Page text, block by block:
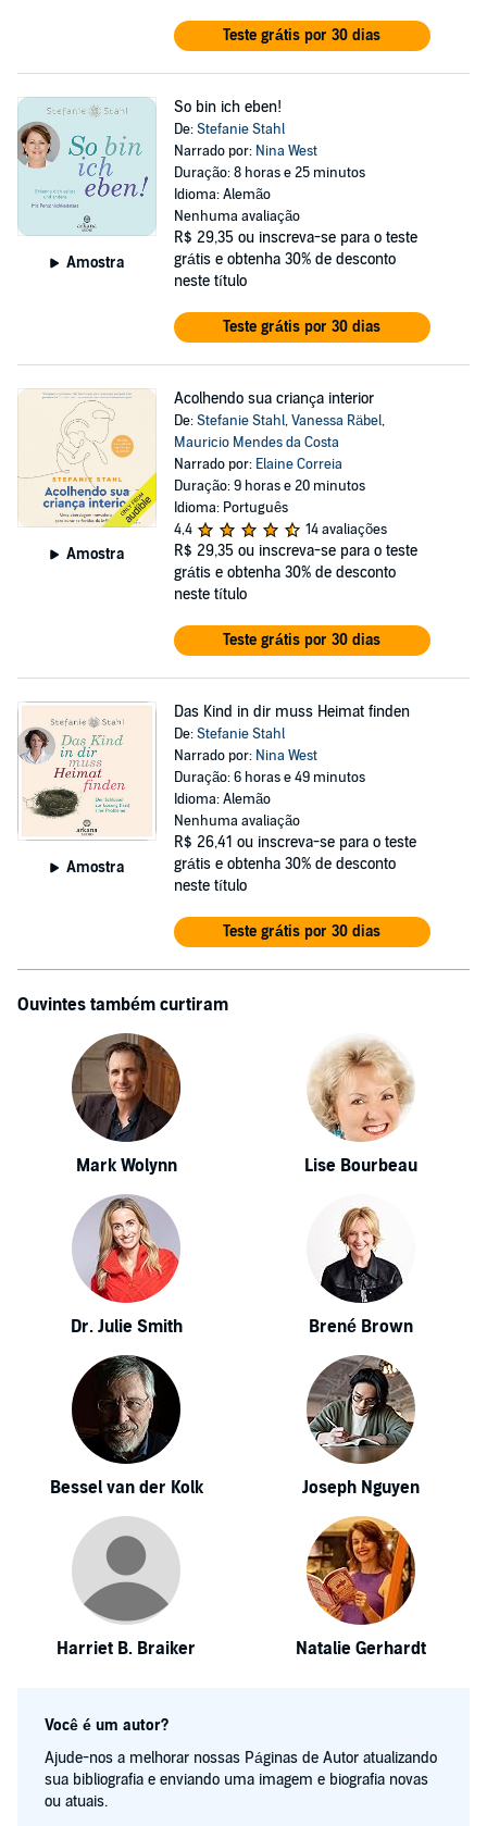
Teste grátis por 30 dias
Amostra
So bin ich eben!
De:Stefanie Stahl
Narrado por: Nina West
Duração: 8 horas e 25 minutos
Idioma: Alemão
Nenhuma avaliação
R$ 29,35 ou inscreva-se para o teste
grátis e obtenha 30% de desconto
neste título
Teste grátis por 30 dias
Amostra
Acolhendo sua criança interior
De:Stefanie Stahl,Vanessa Räbel,
Mauricio Mendes da Costa
Narrado por: Elaine Correia
Duração: 9 horas e 20 minutos
Idioma: Português
4,4
14 avaliações
R$ 29,35 ou inscreva-se para o teste
grátis e obtenha 30% de desconto
neste título
Teste grátis por 30 dias
Amostra
Das Kind in dir muss Heimat finden
De:Stefanie Stahl
Narrado por: Nina West
Duração: 6 horas e 49 minutos
Idioma: Alemão
Nenhuma avaliação
R$ 26,41 ou inscreva-se para o teste
grátis e obtenha 30% de desconto
neste título
Teste grátis por 30 dias
Ouvintes também curtiram
Mark Wolynn Lise Bourbeau
Dr. Julie Smith Brené Brown
Bessel van der Kolk Joseph Nguyen
Harriet B. Braiker Natalie Gerhardt
Você é um autor?
Ajude-nos a melhorar nossas Páginas de Autor atualizando
sua bibliografia e enviando uma imagem e biografia novas
ou atuais.